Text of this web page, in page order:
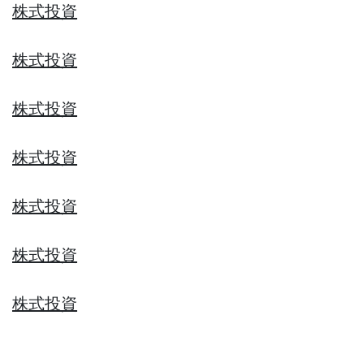
株式投資
株式投資
株式投資
株式投資
株式投資
株式投資
株式投資